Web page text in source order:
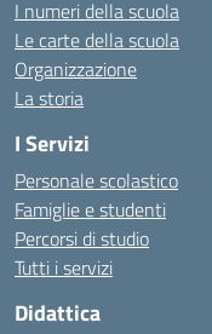
I numeri della scuola
Le carte della scuola
Organizzazione
La storia
I Servizi
Personale scolastico
Famiglie e studenti
Percorsi di studio
Tutti i servizi
Didattica